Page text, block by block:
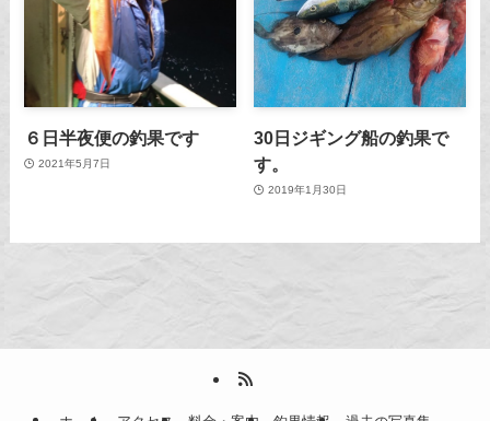
６日半夜便の釣果です
2021年5月7日
30日ジギング船の釣果で
す。
2019年1月30日